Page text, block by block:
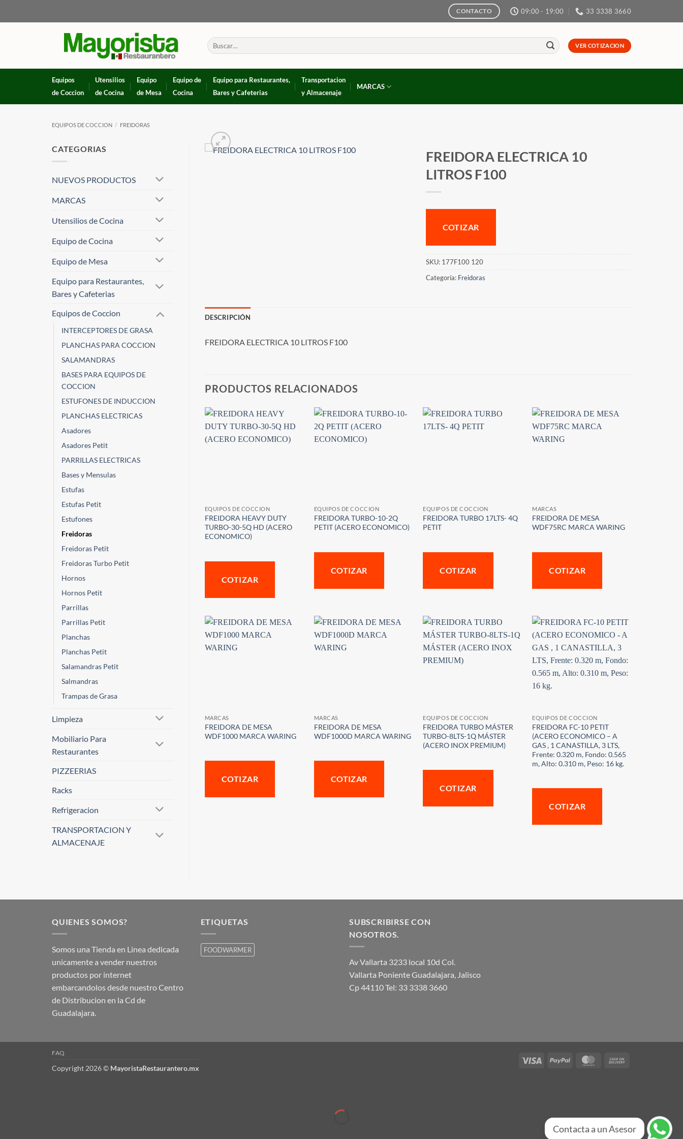
CONTACTO 09:00 - 19:00 33 3338 3660
Buscar
por:
VER COTIZACION
Equipos
de Coccion
Utensilios
de Cocina
Equipo
de Mesa
Equipo de
Cocina
Equipo para Restaurantes,
Bares y Cafeterias
Transportacion
y Almacenaje
MARCAS
EQUIPOS DE COCCION / FREIDORAS
CATEGORIAS
NUEVOS PRODUCTOS
MARCAS
Utensilios de Cocina
Equipo de Cocina
Equipo de Mesa
Equipo para Restaurantes,
Bares y Cafeterias
Equipos de Coccion
INTERCEPTORES DE GRASA
PLANCHAS PARA COCCION
SALAMANDRAS
BASES PARA EQUIPOS DE
COCCION
ESTUFONES DE INDUCCION
PLANCHAS ELECTRICAS
Asadores
Asadores Petit
PARRILLAS ELECTRICAS
Bases y Mensulas
Estufas
Estufas Petit
Estufones
Freidoras
Freidoras Petit
Freidoras Turbo Petit
Hornos
Hornos Petit
Parrillas
Parrillas Petit
Planchas
Planchas Petit
Salamandras Petit
Salmandras
Trampas de Grasa
Limpieza
Mobiliario Para
Restaurantes
PIZZEERIAS
Racks
Refrigeracion
TRANSPORTACION Y
ALMACENAJE
FREIDORA ELECTRICA 10
LITROS F100
COTIZAR
SKU: 177F100 120
Categoría: Freidoras
DESCRIPCIÓN
FREIDORA ELECTRICA 10 LITROS F100
PRODUCTOS RELACIONADOS
EQUIPOS DE COCCION
FREIDORA HEAVY DUTY
TURBO-30-5Q HD (ACERO
ECONOMICO)
COTIZAR
EQUIPOS DE COCCION
FREIDORA TURBO-10-2Q
PETIT (ACERO ECONOMICO)
COTIZAR
EQUIPOS DE COCCION
FREIDORA TURBO 17LTS- 4Q
PETIT
COTIZAR
MARCAS
FREIDORA DE MESA
WDF75RC MARCA WARING
COTIZAR
MARCAS
FREIDORA DE MESA
WDF1000 MARCA WARING
COTIZAR
MARCAS
FREIDORA DE MESA
WDF1000D MARCA WARING
COTIZAR
EQUIPOS DE COCCION
FREIDORA TURBO MÁSTER
TURBO-8LTS-1Q MÁSTER
(ACERO INOX PREMIUM)
COTIZAR
EQUIPOS DE COCCION
FREIDORA FC-10 PETIT
(ACERO ECONOMICO – A
GAS , 1 CANASTILLA, 3 LTS,
Frente: 0.320 m, Fondo: 0.565
m, Alto: 0.310 m, Peso: 16 kg.
COTIZAR
QUIENES SOMOS?
Somos una Tienda en Linea dedicada
unicamente a vender nuestros
productos por internet
embarcandolos desde nuestro Centro
de Distribucion en la Cd de
Guadalajara.
ETIQUETAS
FOODWARMER
SUBSCRIBIRSE CON
NOSOTROS.
Av Vallarta 3233 local 10d Col.
Vallarta Poniente Guadalajara, Jalisco
Cp 44110 Tel: 33 3338 3660
Visa PayPal MasterCard
FAQ
Copyright 2026 © MayoristaRestaurantero.mx
Contacta a un Asesor